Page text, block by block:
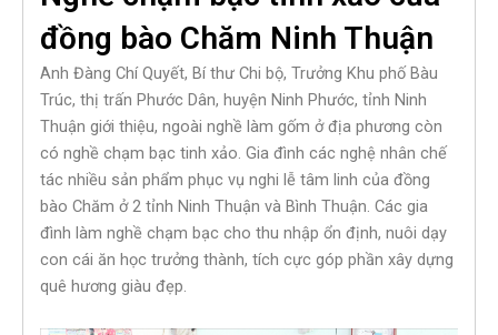
đồng bào Chăm Ninh Thuận
Anh Đàng Chí Quyết, Bí thư Chi bộ, Trưởng Khu phố Bàu
Trúc, thị trấn Phước Dân, huyện Ninh Phước, tỉnh Ninh
Thuận giới thiệu, ngoài nghề làm gốm ở địa phương còn
có nghề chạm bạc tinh xảo. Gia đình các nghệ nhân chế
tác nhiều sản phẩm phục vụ nghi lễ tâm linh của đồng
bào Chăm ở 2 tỉnh Ninh Thuận và Bình Thuận. Các gia
đình làm nghề chạm bạc cho thu nhập ổn định, nuôi dạy
con cái ăn học trưởng thành, tích cực góp phần xây dựng
quê hương giàu đẹp.